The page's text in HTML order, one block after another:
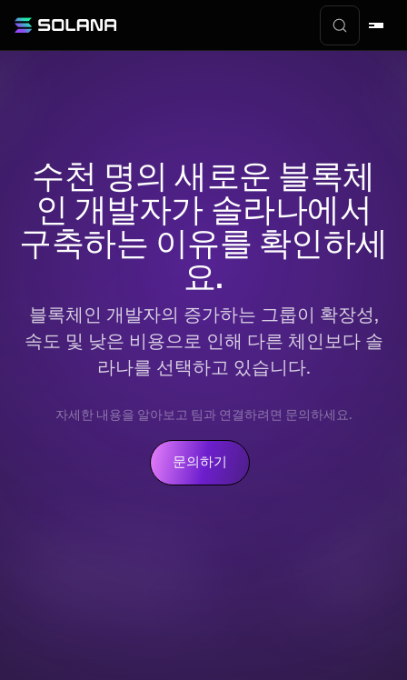
수천 명의 새로운 블록체
인 개발자가 솔라나에서
구축하는 이유를 확인하세
요.
블록체인 개발자의 증가하는 그룹이 확장성,
속도 및 낮은 비용으로 인해 다른 체인보다 솔
라나를 선택하고 있습니다.
자세한 내용을 알아보고 팀과 연결하려면 문의하세요.
문의하기